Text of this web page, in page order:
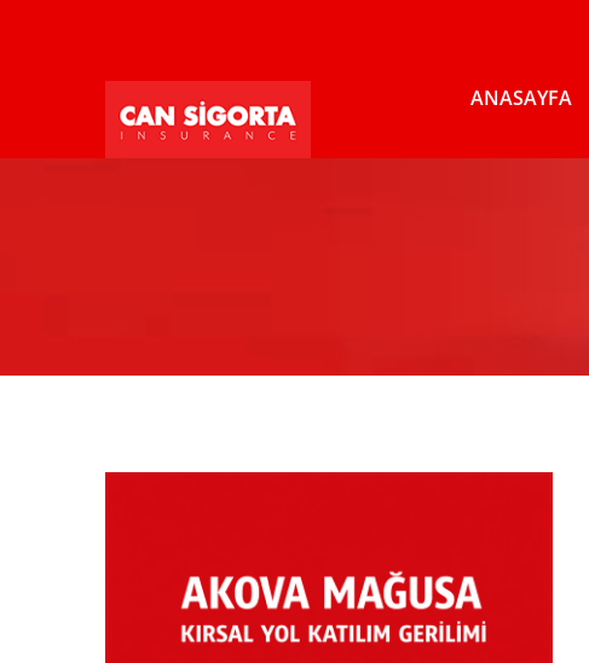
ANASAYFA